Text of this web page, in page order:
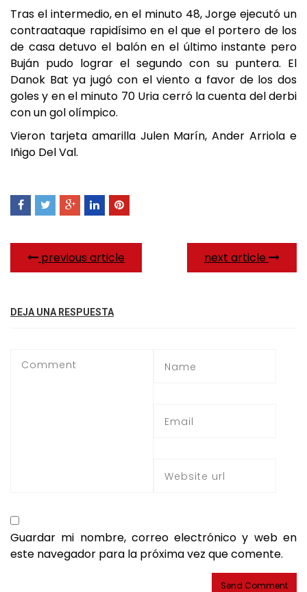
Tras el intermedio, en el minuto 48, Jorge ejecutó un
contraataque rapidísimo en el que el portero de los
de casa detuvo el balón en el último instante pero
Buján pudo lograr el segundo con su puntera. El
Danok Bat ya jugó con el viento a favor de los dos
goles y en el minuto 70 Uria cerró la cuenta del derbi
con un gol olímpico.
Vieron tarjeta amarilla Julen Marín, Ander Arriola e
Iñigo Del Val.
previous article next article
DEJA UNA RESPUESTA
Guardar mi nombre, correo electrónico y web en
este navegador para la próxima vez que comente.